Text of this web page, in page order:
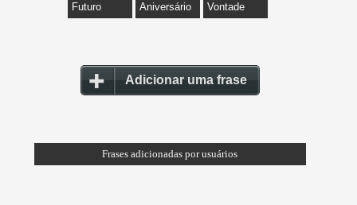
Futuro Aniversário Vontade
Adicionar uma frase
Frases adicionadas por usuários